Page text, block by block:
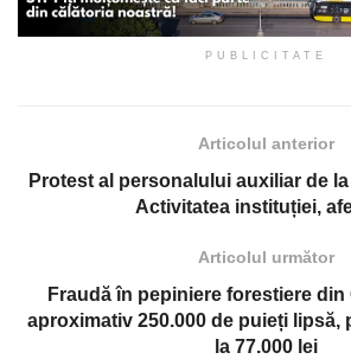
PUBLICITATE
Articolul anterior
Protest al personalului auxiliar de
Activitatea instituției,
Articolul următor
Fraudă în pepiniere forestiere din
aproximativ 250.000 de puieți lipsă,
la 77.000 lei